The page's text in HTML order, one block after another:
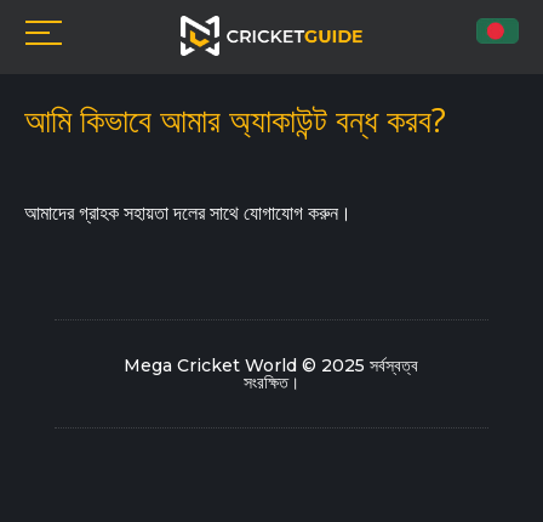
আমি কিভাবে আমার অ্যাকাউন্ট বন্ধ করব?
আমাদের গ্রাহক সহায়তা দলের সাথে যোগাযোগ করুন।
Mega Cricket World © 2025 সর্বস্বত্ব
সংরক্ষিত।